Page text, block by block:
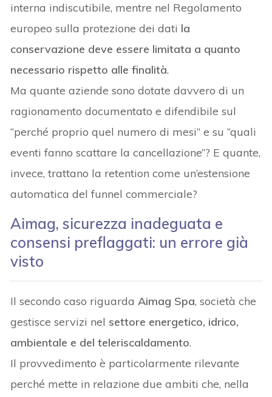
interna indiscutibile, mentre nel Regolamento
europeo sulla protezione dei dati la
conservazione deve essere limitata a quanto
necessario rispetto alle finalità.
Ma quante aziende sono dotate davvero di un
ragionamento documentato e difendibile sul
“perché proprio quel numero di mesi” e su “quali
eventi fanno scattare la cancellazione”? E quante,
invece, trattano la retention come un’estensione
automatica del funnel commerciale?
Aimag, sicurezza inadeguata e
consensi preflaggati: un errore già
visto
Il secondo caso riguardaAimag Spa, società che
gestisce servizi nel settore energetico, idrico,
ambientale e del teleriscaldamento.
Il provvedimento è particolarmente rilevante
perché mette in relazione due ambiti che, nella